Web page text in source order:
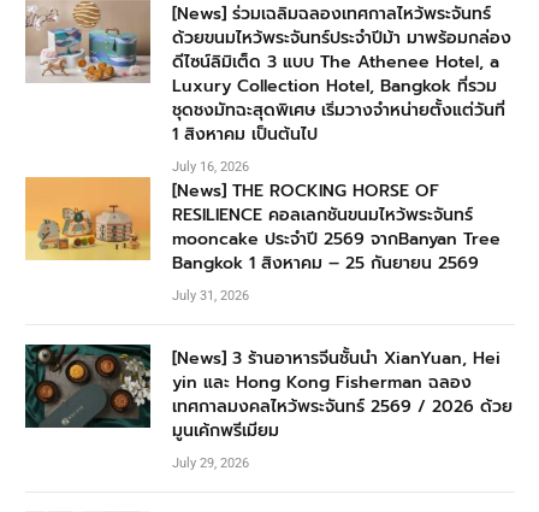
[News] ร่วมเฉลิมฉลองเทศกาลไหว้พระจันทร์
ด้วยขนมไหว้พระจันทร์ประจำปีม้า มาพร้อมกล่อง
ดีไซน์ลิมิเต็ด 3 แบบ The Athenee Hotel, a
Luxury Collection Hotel, Bangkok ที่รวม
ชุดชงมัทฉะสุดพิเศษ เริ่มวางจำหน่ายตั้งแต่วันที่
1 สิงหาคม เป็นต้นไป
July 16, 2026
[News] THE ROCKING HORSE OF
RESILIENCE คอลเลกชันขนมไหว้พระจันทร์
mooncake ประจำปี 2569 จากBanyan Tree
Bangkok 1 สิงหาคม – 25 กันยายน 2569
July 31, 2026
[News] 3 ร้านอาหารจีนชั้นนำ XianYuan, Hei
yin และ Hong Kong Fisherman ฉลอง
เทศกาลมงคลไหว้พระจันทร์ 2569 / 2026 ด้วย
มูนเค้กพรีเมียม
July 29, 2026